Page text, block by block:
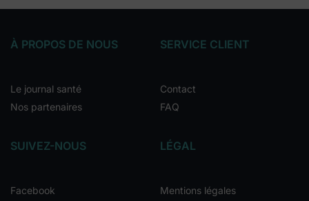
À PROPOS DE NOUS
Le journal santé
Nos partenaires
SERVICE CLIENT
Contact
FAQ
SUIVEZ-NOUS
Facebook
LÉGAL
Mentions légales